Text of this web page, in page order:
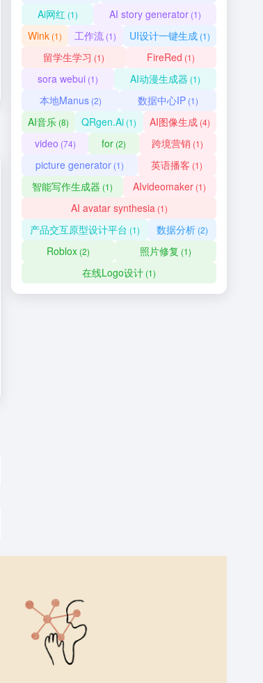
Ai网红 (1) AI story generator(1)
Wink (1) 工作流 (1) UI设计一键生成(1)
留学生学习 (1) FireRed (1)
sora webui (1) AI动漫生成器 (1)
本地Manus (2) 数据中心IP (1)
AI音乐 (8) QRgen.Ai (1) AI图像生成(4)
video (74) for(2) 跨境营销 (1)
picture generator(1) 英语播客 (1)
智能写作生成器 (1) AIvideomaker (1)
AI avatar synthesia (1)
产品交互原型设计平台 (1) 数据分析 (2)
Roblox (2) 照片修复 (1)
在线Logo设计 (1)